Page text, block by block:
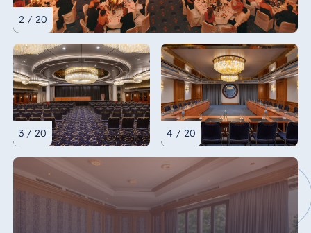
2 / 20
3 / 20 4 / 20